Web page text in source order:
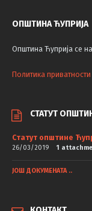
ОПШТИНА ЋУПРИЈА
Општина Ћуприја се
Политика приватности
СТАТУТ
Статут општине
26/03/2019 1
ЈОШ ДОКУМЕНАТА ..